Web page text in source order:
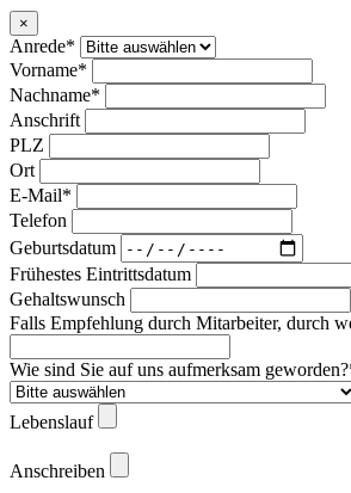
×
Anrede*
Vorname*
Nachname*
Anschrift
PLZ
Ort
E-Mail*
Telefon
Geburtsdatum
Frühestes Eintrittsdatum
Gehaltswunsch
Falls Empfehlung durch Mitarbeiter, durch
Wie sind Sie auf uns aufmerksam
Lebenslauf
Anschreiben